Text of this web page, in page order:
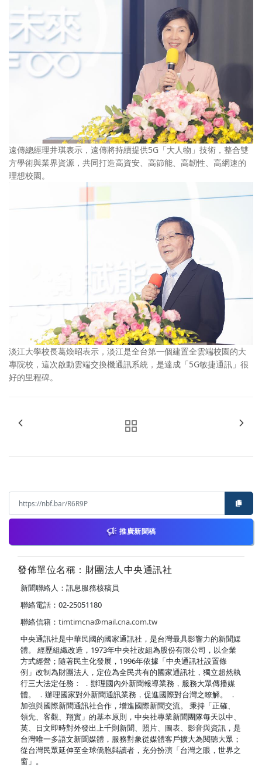
遠傳總經理井琪表示，遠傳將持續提供5G「大人物」技術，整合雙
方學術與業界資源，共同打造高資安、高節能、高韌性、高網速的
理想校園。
淡江大學校長葛煥昭表示，淡江是全台第一個建置全雲端校園的大
專院校，這次啟動雲端交換機通訊系統，是達成「5G敏捷通訊」很
好的里程碑。
推廣新聞稿
發佈單位名稱：財團法人中央通訊社
新聞聯絡人：訊息服務核稿員
聯絡電話：02-25051180
聯絡信箱： timtimcna@mail.cna.com.tw
中央通訊社是中華民國的國家通訊社，是台灣最具影響力的新聞媒
體。 經歷組織改造，1973年中央社改組為股份有限公司，以企業
方式經營；隨著民主化發展，1996年依據「中央通訊社設置條
例」改制為財團法人，定位為全民共有的國家通訊社，獨立超然執
行三大法定任務： ．辦理國內外新聞報導業務，服務大眾傳播媒
體。 ．辦理國家對外新聞通訊業務，促進國際對台灣之瞭解。 ．
加強與國際新聞通訊社合作，增進國際新聞交流。 秉持「正確、
領先、客觀、翔實」的基本原則，中央社專業新聞團隊每天以中、
英、日文即時對外發出上千則新聞、照片、圖表、影音與資訊，是
台灣唯一多語文新聞媒體，服務對象從媒體客戶擴大為閱聽大眾；
從台灣民眾延伸至全球僑胞與讀者，充分扮演「台灣之眼，世界之
窗」。